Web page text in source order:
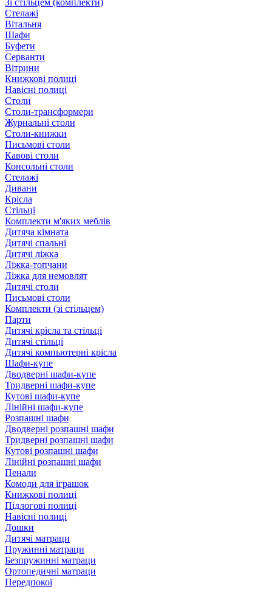
Зі стільцем (комплекти)
Стелажі
Вітальня
Шафи
Буфети
Серванти
Вітрини
Книжкові полиці
Навісні полиці
Столи
Столи-трансформери
Журнальні столи
Столи-книжки
Письмові столи
Кавові столи
Консольні столи
Стелажі
Дивани
Крісла
Стільці
Комплекти м'яких меблів
Дитяча кімната
Дитячі спальні
Дитячі ліжка
Ліжка-топчани
Ліжка для немовлят
Дитячі столи
Письмові столи
Комплекти (зі стільцем)
Парти
Дитячі крісла та стільці
Дитячі стільці
Дитячі компьютерні крісла
Шафи-купе
Дводверні шафи-купе
Тридверні шафи-купе
Кутові шафи-купе
Лінійні шафи-купе
Розпашні шафи
Дводверні розпашні шафи
Тридверні розпашні шафи
Кутові розпашні шафи
Лінійні розпашні шафи
Пенали
Комоди для іграшок
Книжкові полиці
Підлогові полиці
Навісні полиці
Дошки
Дитячі матраци
Пружинні матраци
Безпружинні матраци
Ортопедичні матраци
Передпокої